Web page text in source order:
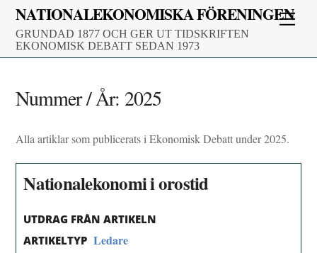
Skip
content
NATIONALEKONOMISKA FÖRENINGEN
GRUNDAD 1877 OCH GER UT TIDSKRIFTEN
EKONOMISK DEBATT SEDAN 1973
Nummer / År: 2025
Alla artiklar som publicerats i Ekonomisk Debatt under 2025.
Nationalekonomi i orostid
UTDRAG FRÅN ARTIKELN
ARTIKELTYP Ledare